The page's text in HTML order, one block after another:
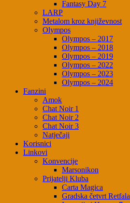
Fantasy Day 7
LARP
Metalom kroz književnost
Olympos
Olympos – 2017
Olympos – 2018
Olympos – 2019
Olympos – 2022
Olympos – 2023
Olympos – 2024
Fanzini
Amok
Chat Noir 1
Chat Noir 2
Chat Noir 3
Natječaji
Korisnici
Linkovi
Konvencije
Marsonikon
Prijatelji Kluba
Carta Magica
Gradska četvrt Retfala